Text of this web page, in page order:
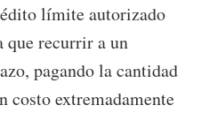
límite autorizado
que recurrir a un
pagando la cantidad
costo extremadamente